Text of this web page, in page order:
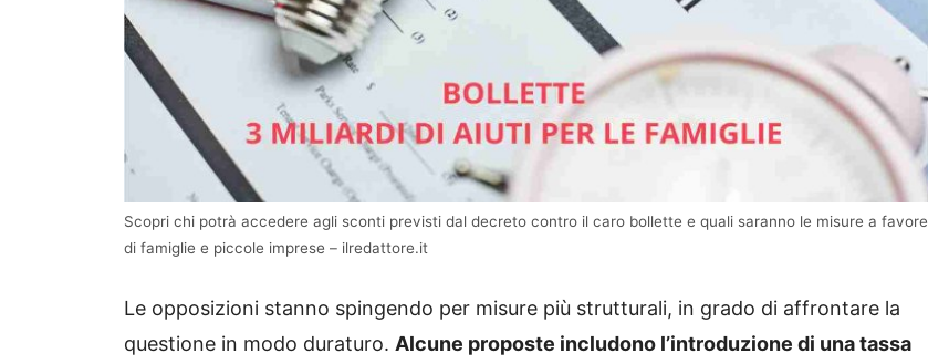
Scopri chi potrà accedere agli sconti previsti dal decreto contro il caro bollette e quali saranno le misure a favore
di famiglie e piccole imprese – ilredattore.it
Le opposizioni stanno spingendo per misure più strutturali, in grado di affrontare la
questione in modo duraturo. Alcune proposte includono l’introduzione di una tassa